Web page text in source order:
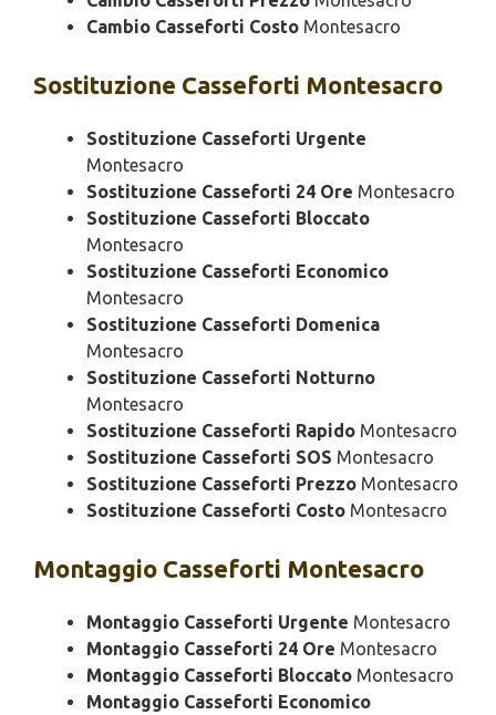
Cambio Casseforti Costo Montesacro
Sostituzione Casseforti Montesacro
Sostituzione Casseforti Urgente
Montesacro
Sostituzione Casseforti 24 Ore Montesacro
Sostituzione Casseforti Bloccato
Montesacro
Sostituzione Casseforti Economico
Montesacro
Sostituzione Casseforti Domenica
Montesacro
Sostituzione Casseforti Notturno
Montesacro
Sostituzione Casseforti Rapido Montesacro
Sostituzione Casseforti SOS Montesacro
Sostituzione Casseforti Prezzo Montesacro
Sostituzione Casseforti Costo Montesacro
Montaggio Casseforti Montesacro
Montaggio Casseforti Urgente Montesacro
Montaggio Casseforti 24 Ore Montesacro
Montaggio Casseforti Bloccato Montesacro
Montaggio Casseforti Economico